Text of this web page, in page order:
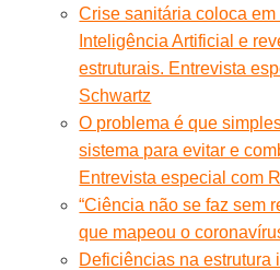
Crise sanitária coloca em
Inteligência Artificial e
estruturais. Entrevista
Schwartz
O problema é que
sistema para evitar e
Entrevista especial com
“Ciência não se faz sem
que mapeou o
Deficiências na estrutura